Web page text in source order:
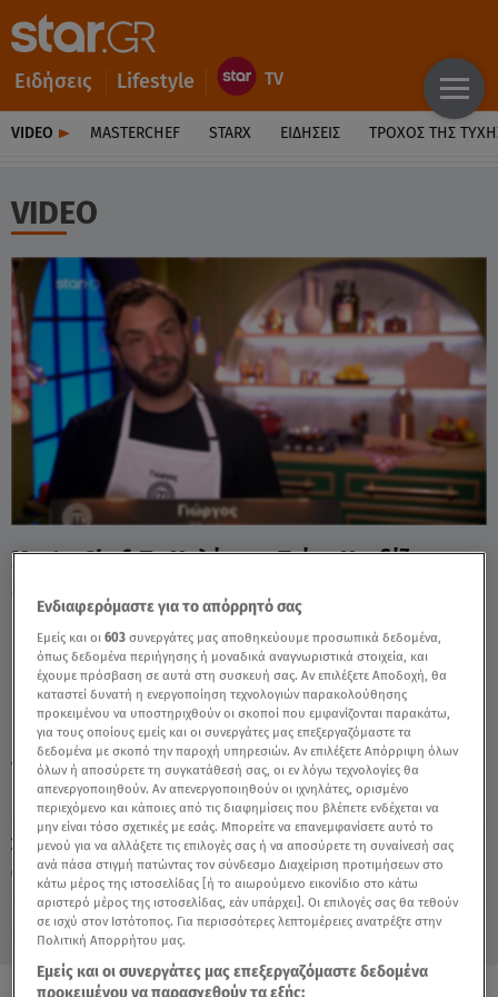
Ειδήσεις Lifestyle
VIDEO MASTERCHEF STARX ΕΙΔΉΣΕΙΣ ΤΡΟΧΌΣ ΤΗΣ
VIDEO
Σάββατο 8 Αυγούστου 2026
17.06.26, 21:20 MEDIA
MasterChef: Το Καλύτερο Πιάτο Κερδίζει
Μια Θέση Στον Τελικό - Video
TAGS: MASTERCHEF MASTERCHEF 10
Ενδιαφερόμαστε για το απόρρητό σας
Εμείς και οι603 συνεργάτες μας αποθηκεύουμε προσωπικά δεδομένα,
όπως δεδομένα περιήγησης ή μοναδικά αναγνωριστικά στοιχεία, και
έχουμε πρόσβαση σε αυτά στη συσκευή σας. Αν επιλέξετε Αποδοχή, θα
καταστεί δυνατή η ενεργοποίηση τεχνολογιών παρακολούθησης
προκειμένου να υποστηριχθούν οι σκοποί που εμφανίζονται παρακάτω,
για τους οποίους εμείς και οι συνεργάτες μας επεξεργαζόμαστε τα
δεδομένα με σκοπό την παροχή υπηρεσιών. Αν επιλέξετε Απόρριψη όλων
όλων ή αποσύρετε τη συγκατάθεσή σας, οι εν λόγω τεχνολογίες θα
απενεργοποιηθούν. Αν απενεργοποιηθούν οι ιχνηλάτες, ορισμένο
περιεχόμενο και κάποιες από τις διαφημίσεις που βλέπετε ενδέχεται να
μην είναι τόσο σχετικές με εσάς. Μπορείτε να επανεμφανίσετε αυτό το
μενού για να αλλάξετε τις επιλογές σας ή να αποσύρετε τη συναίνεσή σας
ανά πάσα στιγμή πατώντας τον σύνδεσμο Διαχείριση προτιμήσεων στο
κάτω μέρος της ιστοσελίδας [ή το αιωρούμενο εικονίδιο στο κάτω
αριστερό μέρος της ιστοσελίδας, εάν υπάρχει]. Οι επιλογές σας θα τεθούν
σε ισχύ στον Ιστότοπος. Για περισσότερες λεπτομέρειες ανατρέξτε στην
Πολιτική Απορρήτου μας.
Εμείς και οι συνεργάτες μας επεξεργαζόμαστε δεδομένα
προκειμένου να παρασχεθούν τα εξής: